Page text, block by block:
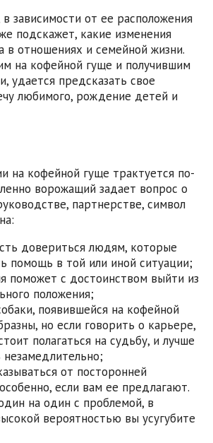
в зависимости от ее расположения
подскажет, какие изменения
в отношениях и семейной жизни.
на кофейной гуще и получившим
удается предсказать свое
любимого, рождение детей и
на кофейной гуще трактуется по-
ворожащий задает вопрос о
партнерстве, символ
довериться людям, которые
помощь в той или иной ситуации;
поможет с достоинством выйти из
положения;
появившейся на кофейной
но если говорить о карьере,
полагаться на судьбу, и лучше
незамедлительно;
от посторонней
если вам ее предлагают.
на один с проблемой, в
вероятностью вы усугубите